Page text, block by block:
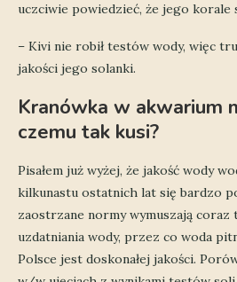
uczciwie powiedzieć, że jego korale
– Kivi nie robił testów wody, więc
jakości jego solanki.
Kranówka w akwarium
czemu tak kusi?
Pisałem już wyżej, że jakość wody
kilkunastu ostatnich lat się bardzo
zaostrzane normy wymuszają
uzdatniania wody, przez co woda
Polsce jest doskonałej jakości.